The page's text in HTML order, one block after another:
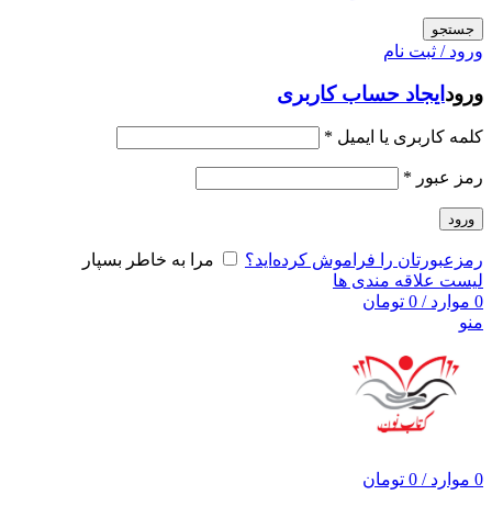
جستجو
ورود / ثبت نام
ورود ایجاد حساب کاربری
کلمه کاربری یا ایمیل *
رمز عبور *
ورود
رمزعبورتان را فراموش کرده‌اید؟
مرا به خاطر بسپار
لیست علاقه مندی ها
0 موارد /
0 تومان
منو
0 موارد /
0 تومان